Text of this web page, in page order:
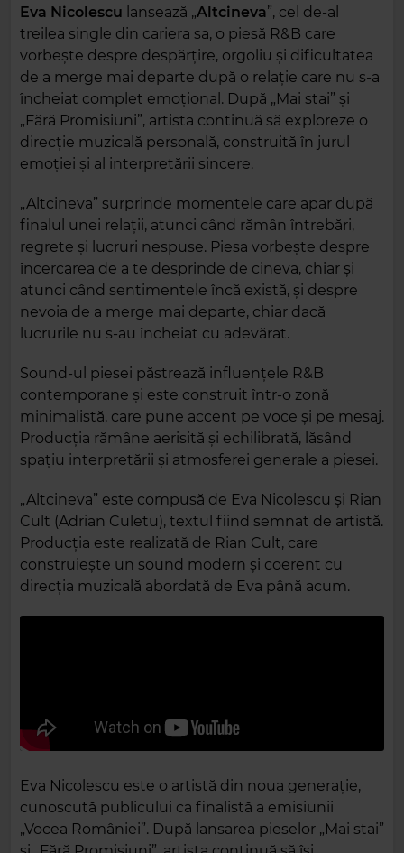
Eva Nicolescu lansează „Altcineva”, cel de-al
treilea single din cariera sa, o piesă R&B care
vorbește despre despărțire, orgoliu și dificultatea
de a merge mai departe după o relație care nu s-a
încheiat complet emoțional. După „Mai stai” și
„Fără Promisiuni”, artista continuă să exploreze o
direcție muzicală personală, construită în jurul
emoției și al interpretării sincere.
„Altcineva” surprinde momentele care apar după
finalul unei relații, atunci când rămân întrebări,
regrete și lucruri nespuse. Piesa vorbește despre
încercarea de a te desprinde de cineva, chiar și
atunci când sentimentele încă există, și despre
nevoia de a merge mai departe, chiar dacă
lucrurile nu s-au încheiat cu adevărat.
Sound-ul piesei păstrează influențele R&B
contemporane și este construit într-o zonă
minimalistă, care pune accent pe voce și pe mesaj.
Producția rămâne aerisită și echilibrată, lăsând
spațiu interpretării și atmosferei generale a piesei.
„Altcineva” este compusă de Eva Nicolescu și Rian
Cult (Adrian Culetu), textul fiind semnat de artistă.
Producția este realizată de Rian Cult, care
construiește un sound modern și coerent cu
direcția muzicală abordată de Eva până acum.
Eva Nicolescu este o artistă din noua generație,
cunoscută publicului ca finalistă a emisiunii
„Vocea României”. După lansarea pieselor „Mai stai”